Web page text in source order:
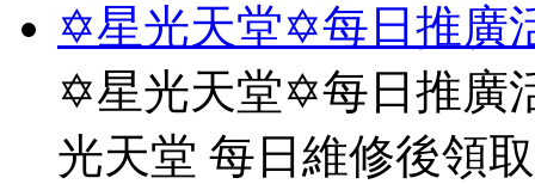
✡星光天堂✡每日推廣
✡星光天堂✡每日推廣
光天堂 每日維修後領